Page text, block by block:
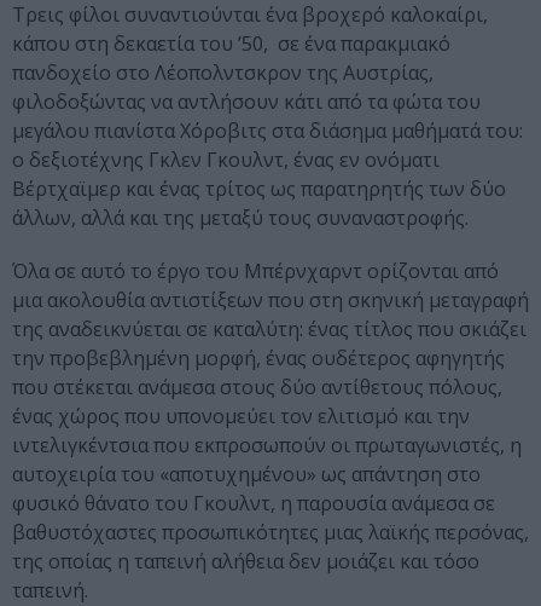
Τρεις φίλοι συναντιούνται ένα βροχερό καλοκαίρι,
κάπου στη δεκαετία του ’50, σε ένα παρακμιακό
πανδοχείο στο Λέοπολντσκρον της Αυστρίας,
φιλοδοξώντας να αντλήσουν κάτι από τα φώτα του
μεγάλου πιανίστα Χόροβιτς στα διάσημα μαθήματά του:
ο δεξιοτέχνης Γκλεν Γκουλντ, ένας εν ονόματι
Βέρτχαϊμερ και ένας τρίτος ως παρατηρητής των δύο
άλλων, αλλά και της μεταξύ τους συναναστροφής.
Όλα σε αυτό το έργο του Μπέρνχαρντ ορίζονται από
μια ακολουθία αντιστίξεων που στη σκηνική μεταγραφή
της αναδεικνύεται σε καταλύτη: ένας τίτλος που σκιάζει
την προβεβλημένη μορφή, ένας ουδέτερος αφηγητής
που στέκεται ανάμεσα στους δύο αντίθετους πόλους,
ένας χώρος που υπονομεύει τον ελιτισμό και την
ιντελιγκέντσια που εκπροσωπούν οι πρωταγωνιστές, η
αυτοχειρία του «αποτυχημένου» ως απάντηση στο
φυσικό θάνατο του Γκουλντ, η παρουσία ανάμεσα σε
βαθυστόχαστες προσωπικότητες μιας λαϊκής περσόνας,
της οποίας η ταπεινή αλήθεια δεν μοιάζει και τόσο
ταπεινή.